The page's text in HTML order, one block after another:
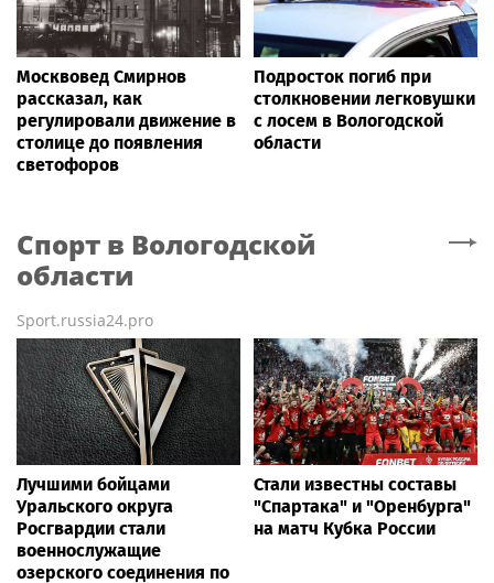
Москвовед Смирнов
рассказал, как
регулировали движение в
столице до появления
светофоров
Подросток погиб при
столкновении легковушки
с лосем в Вологодской
области
Спорт в Вологодской
области
Sport.russia24.pro
Лучшими бойцами
Уральского округа
Росгвардии стали
военнослужащие
озерского соединения по
Стали известны составы
"Спартака" и "Оренбурга"
на матч Кубка России